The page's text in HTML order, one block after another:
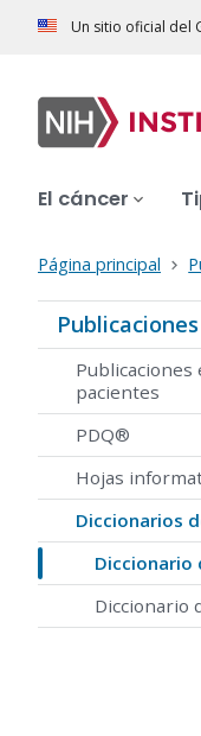
Un sitio oficial del
El cáncer
Página principal
Publicaciones
Publicaciones
pacientes
PDQ®
Hojas
Diccionarios
Diccionario
Diccionario